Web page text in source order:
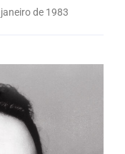
de 1983